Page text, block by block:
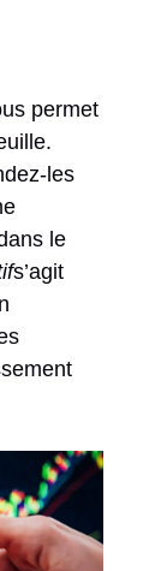
permet
les
le
s’agit